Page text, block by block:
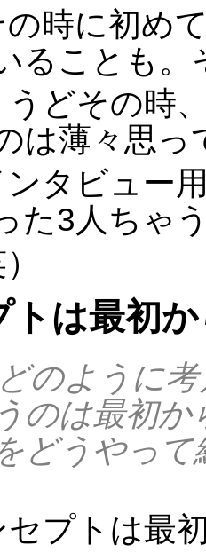
の時に初め
ることも
うどその時
は薄々思っ
ンタビュー
た3人ちゃ
トは最初
のように
のは最初
どうやっ
セプトは最